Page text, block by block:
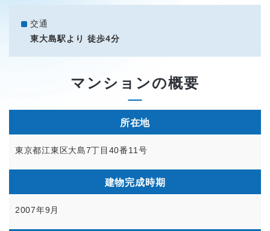
交通
東大島駅より 徒歩4分
マンションの概要
所在地
東京都江東区大島7丁目40番11号
建物完成時期
2007年9月